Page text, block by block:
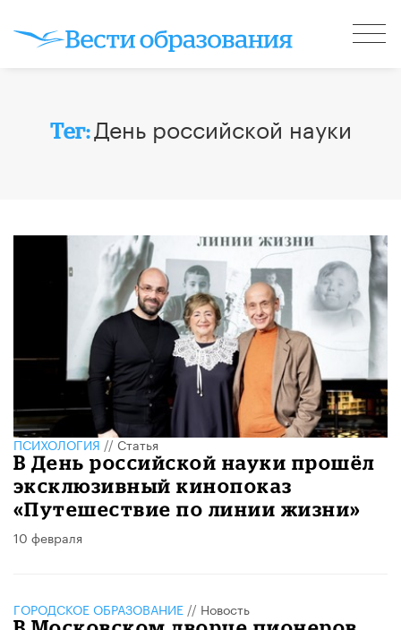
Тег:День российской науки
ПСИХОЛОГИЯ//Статья
В День российской науки прошёл
эксклюзивный кинопоказ
«Путешествие по линии жизни»
10 февраля
ГОРОДСКОЕ ОБРАЗОВАНИЕ // Новость